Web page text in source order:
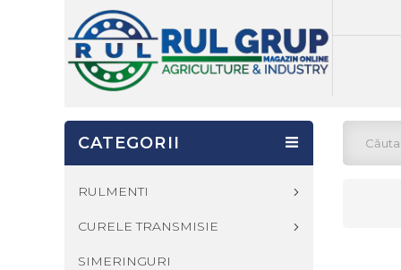
CATEGORII
RULMENTI
CURELE TRANSMISIE
SIMERINGURI